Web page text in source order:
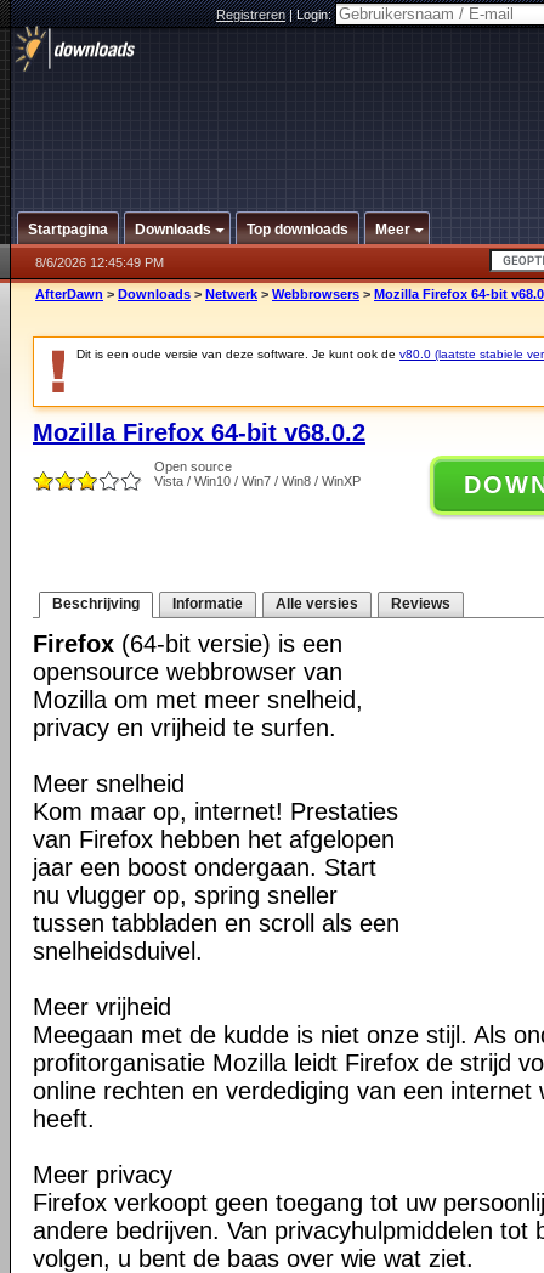
Registreren|Login:
Startpagina Downloads Top downloads Meer
8/6/2026 12:45:49 PM
AfterDawn > Downloads > Netwerk > Webbrowsers > Mozilla Firefox 64-bit
Dit is een oude versie van deze software. Je kunt ook de v80.0 (laatste stabiele
Mozilla Firefox 64-bit v68.0.2
Open source
Vista / Win10 / Win7 / Win8 / WinXP
Beschrijving Informatie Alle versies Reviews
Firefox (64-bit versie) is een
opensource webbrowser van
Mozilla om met meer snelheid,
privacy en vrijheid te surfen.
Meer snelheid
Kom maar op, internet! Prestaties
van Firefox hebben het afgelopen
jaar een boost ondergaan. Start
nu vlugger op, spring sneller
tussen tabbladen en scroll als een
snelheidsduivel.
Meer vrijheid
Meegaan met de kudde is niet onze stijl. Als
profitorganisatie Mozilla leidt Firefox de strijd
online rechten en verdediging van een internet
heeft.
Meer privacy
Firefox verkoopt geen toegang tot uw
andere bedrijven. Van privacyhulpmiddelen tot
volgen, u bent de baas over wie wat ziet.